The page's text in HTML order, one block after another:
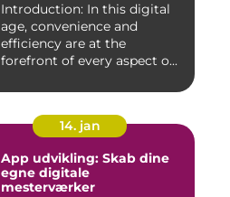
Introduction: In this digital
age, convenience and
efficiency are at the
forefront of every aspect o...
14. jan
App udvikling: Skab dine
egne digitale
mesterværker